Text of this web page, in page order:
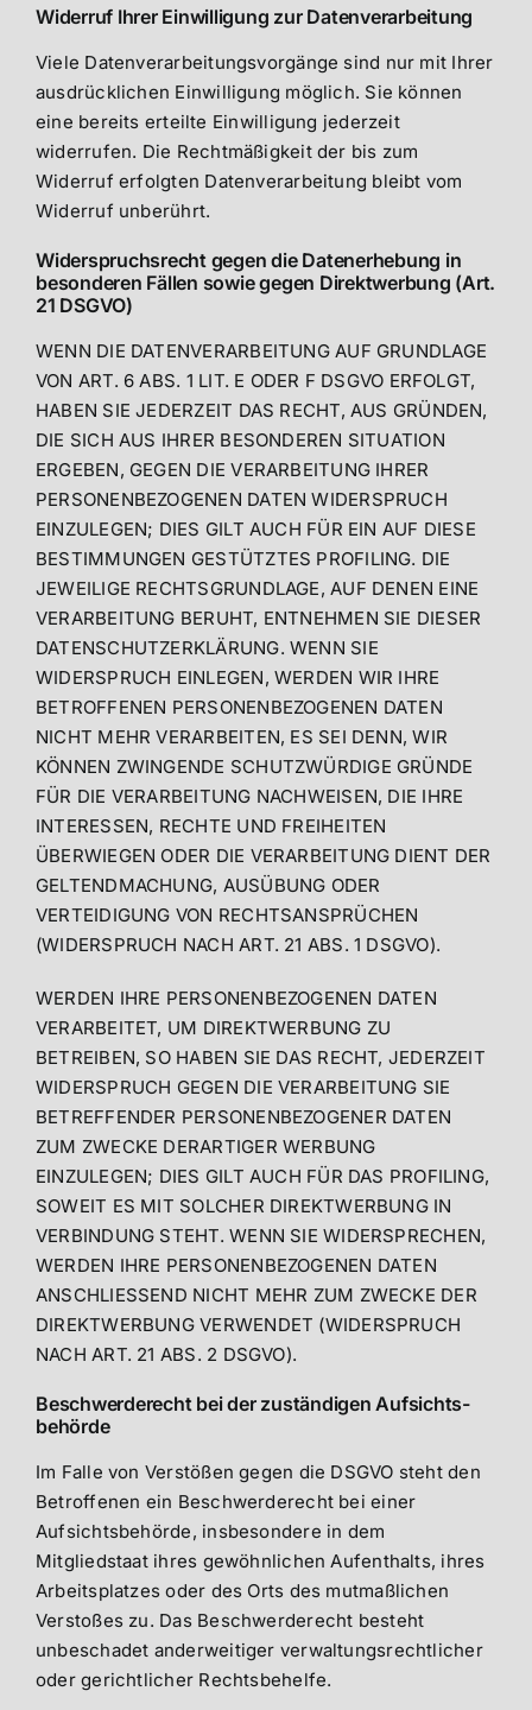
Widerruf Ihrer Einwilligung zur Datenverarbeitung
Viele Datenverarbeitungsvorgänge sind nur mit Ihrer
ausdrücklichen Einwilligung möglich. Sie können
eine bereits erteilte Einwilligung jederzeit
widerrufen. Die Rechtmäßigkeit der bis zum
Widerruf erfolgten Datenverarbeitung bleibt vom
Widerruf unberührt.
Widerspruchsrecht gegen die Datenerhebung in
besonderen Fällen sowie gegen Direktwerbung (Art.
21 DSGVO)
WENN DIE DATENVERARBEITUNG AUF GRUNDLAGE
VON ART. 6 ABS. 1 LIT. E ODER F DSGVO ERFOLGT,
HABEN SIE JEDERZEIT DAS RECHT, AUS GRÜNDEN,
DIE SICH AUS IHRER BESONDEREN SITUATION
ERGEBEN, GEGEN DIE VERARBEITUNG IHRER
PERSONENBEZOGENEN DATEN WIDERSPRUCH
EINZULEGEN; DIES GILT AUCH FÜR EIN AUF DIESE
BESTIMMUNGEN GESTÜTZTES PROFILING. DIE
JEWEILIGE RECHTSGRUNDLAGE, AUF DENEN EINE
VERARBEITUNG BERUHT, ENTNEHMEN SIE DIESER
DATENSCHUTZERKLÄRUNG. WENN SIE
WIDERSPRUCH EINLEGEN, WERDEN WIR IHRE
BETROFFENEN PERSONENBEZOGENEN DATEN
NICHT MEHR VERARBEITEN, ES SEI DENN, WIR
KÖNNEN ZWINGENDE SCHUTZWÜRDIGE GRÜNDE
FÜR DIE VERARBEITUNG NACHWEISEN, DIE IHRE
INTERESSEN, RECHTE UND FREIHEITEN
ÜBERWIEGEN ODER DIE VERARBEITUNG DIENT DER
GELTENDMACHUNG, AUSÜBUNG ODER
VERTEIDIGUNG VON RECHTSANSPRÜCHEN
(WIDERSPRUCH NACH ART. 21 ABS. 1 DSGVO).
WERDEN IHRE PERSONENBEZOGENEN DATEN
VERARBEITET, UM DIREKTWERBUNG ZU
BETREIBEN, SO HABEN SIE DAS RECHT, JEDERZEIT
WIDERSPRUCH GEGEN DIE VERARBEITUNG SIE
BETREFFENDER PERSONENBEZOGENER DATEN
ZUM ZWECKE DERARTIGER WERBUNG
EINZULEGEN; DIES GILT AUCH FÜR DAS PROFILING,
SOWEIT ES MIT SOLCHER DIREKTWERBUNG IN
VERBINDUNG STEHT. WENN SIE WIDERSPRECHEN,
WERDEN IHRE PERSONENBEZOGENEN DATEN
ANSCHLIESSEND NICHT MEHR ZUM ZWECKE DER
DIREKTWERBUNG VERWENDET (WIDERSPRUCH
NACH ART. 21 ABS. 2 DSGVO).
Beschwerde­recht bei der zuständigen Aufsichts­
behörde
Im Falle von Verstößen gegen die DSGVO steht den
Betroffenen ein Beschwerderecht bei einer
Aufsichtsbehörde, insbesondere in dem
Mitgliedstaat ihres gewöhnlichen Aufenthalts, ihres
Arbeitsplatzes oder des Orts des mutmaßlichen
Verstoßes zu. Das Beschwerderecht besteht
unbeschadet anderweitiger verwaltungsrechtlicher
oder gerichtlicher Rechtsbehelfe.